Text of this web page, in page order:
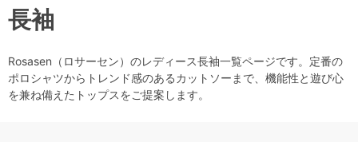
長袖
Rosasen（ロサーセン）のレディース長袖一覧ページです。定番の
ポロシャツからトレンド感のあるカットソーまで、機能性と遊び心
を兼ね備えたトップスをご提案します。